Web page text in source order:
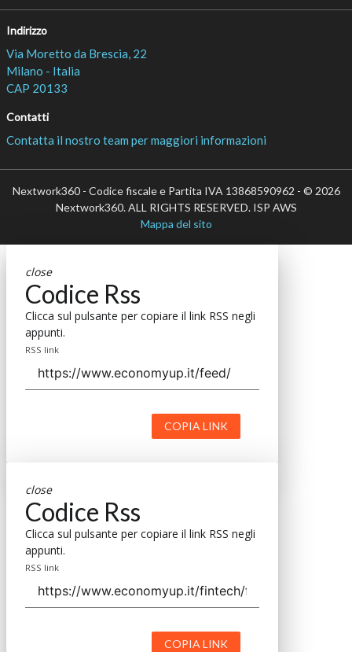
Indirizzo
Via Moretto da Brescia, 22
Milano - Italia
CAP 20133
Contatti
Contatta il nostro team per maggiori informazioni
Nextwork360 - Codice fiscale e Partita IVA 13868590962 - © 2026
Nextwork360. ALL RIGHTS RESERVED. ISP AWS
Mappa del sito
close
Codice Rss
Clicca sul pulsante per copiare il link RSS negli
appunti.
RSS link
COPIA LINK
close
Codice Rss
Clicca sul pulsante per copiare il link RSS negli
appunti.
RSS link
COPIA LINK